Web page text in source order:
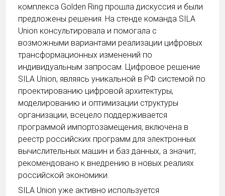
комплекса Golden Ring прошла дискуссия и были
предложены решения. На стенде команда SILA
Union консультировала и помогала с
возможными вариантами реализации цифровых
трансформационных изменений по
индивидуальным запросам. Цифровое решение
SILA Union, являясь уникальной в РФ системой по
проектированию цифровой архитектуры,
моделированию и оптимизации структуры
организации, всецело поддерживается
программой импортозамещения, включена в
реестр российских программ для электронных
вычислительных машин и баз данных, а значит,
рекомендовано к внедрению в новых реалиях
российской экономики.
SILA Union уже активно используется